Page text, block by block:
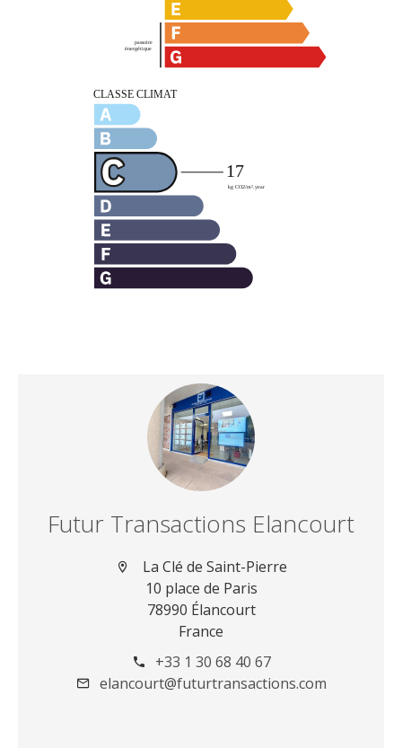
Futur Transactions Elancourt
La Clé de Saint-Pierre
10 place de Paris
78990 Élancourt
France
+33 1 30 68 40 67
elancourt@futurtransactions.com